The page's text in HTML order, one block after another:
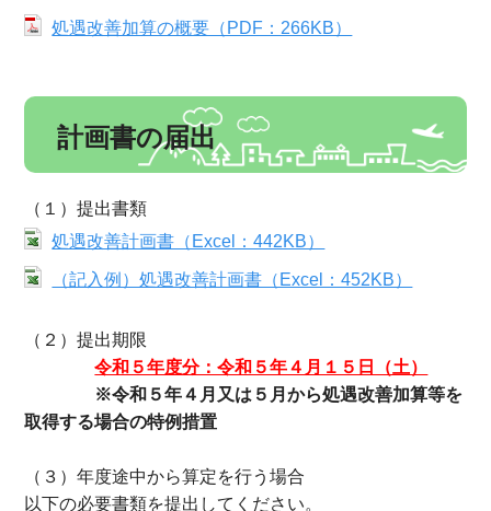
処遇改善加算の概要（PDF：266KB）
計画書の届出
（１）提出書類
処遇改善計画書（Excel：442KB）
（記入例）処遇改善計画書（Excel：452KB）
（２）提出期限
令和５年度分：令和５年４月１５日（土）
※令和５年４月又は５月から処遇改善加算等を
取得する場合の特例措置
（３）年度途中から算定を行う場合
以下の必要書類を提出してください。